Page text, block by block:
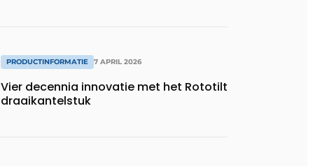
PRODUCTINFORMATIE 7 APRIL 2026
Vier decennia innovatie met het Rototilt
draaikantelstuk